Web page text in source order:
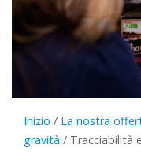
Inizio / La nostra
gravità / Tracciabilità